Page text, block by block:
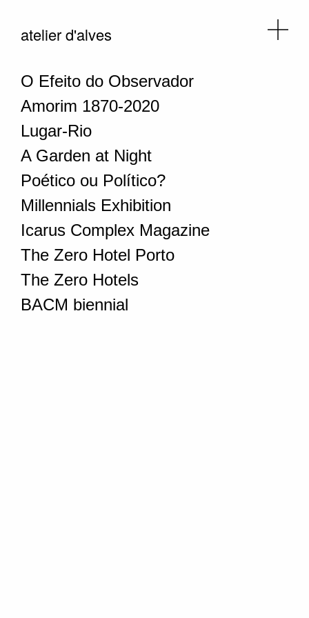
atelier d'alves
O Efeito do Observador
Amorim 1870-2020
Lugar-Rio
A Garden at Night
Poético ou Político?
Millennials Exhibition
Icarus Complex Magazine
The Zero Hotel Porto
The Zero Hotels
BACM biennial